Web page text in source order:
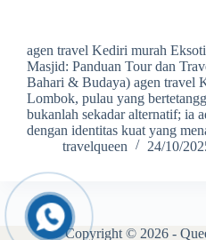
agen travel Kediri murah
Masjid: Panduan Tour dan
Bahari & Budaya) agen travel
Lombok, pulau yang
bukanlah sekadar alternatif; ia
dengan identitas kuat yang
travelqueen
24/10/
Copyright © 2026 -